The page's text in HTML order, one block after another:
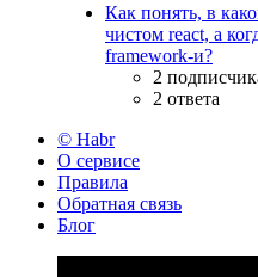
Как понять, в
чистом react, а
framework-и?
2
2 ответа
© Habr
О сервисе
Правила
Обратная связь
Блог